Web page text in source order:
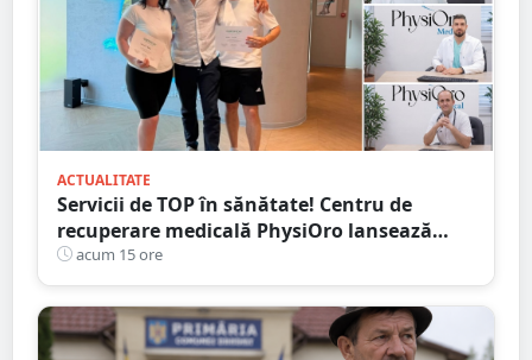
ACTUALITATE
Servicii de TOP în sănătate! Centru de
recuperare medicală PhysiOro lansează
Divizia medicală PhysiOro
acum 15 ore